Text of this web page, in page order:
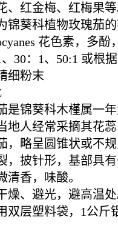
、红金梅、红梅果等
锦葵科植物玫瑰茄的
花色素，多酚
30：1、50:1 或根
细粉末
是锦葵科木槿属一
地人经常采摘其花
，略呈圆锥状或不
，披针形，基部具
清香，味酸。
燥、避光，避高温处
双层塑料袋，1公斤